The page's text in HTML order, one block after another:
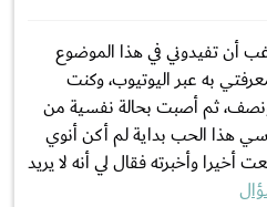
أن تفيدوني في هذا الموضوع
به عبر اليوتيوب، وكنت
ثم أصبت بحالة نفسية من
هذا الحب بداية لم أكن أنوي
أخيرا وأخبرته فقال لي أنه لا يريد